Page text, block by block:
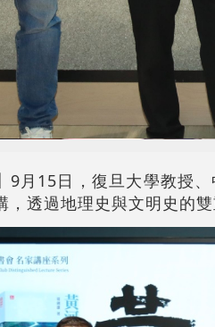
9月15日，復旦大學教授
，透過地理史與文明史的